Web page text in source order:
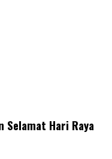
Selamat Hari Raya